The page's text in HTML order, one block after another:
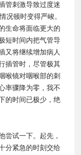
管刺激导致过度迷
况顿时变得严峻。
生命将面临更大的
短时间内把气管导
又将继续增加病人
插管时，尽管极其
喉镜对咽喉部的刺
率骤降为零，我不
的时间已极少，绝
尝试一下。起先，
分紧急的时刻交给